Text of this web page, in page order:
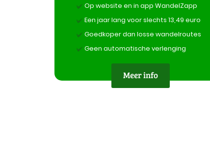
Op website en in app WandelZapp
Een jaar lang voor slechts 13,49 euro
Goedkoper dan losse wandelroutes
Geen automatische verlenging
Meer info